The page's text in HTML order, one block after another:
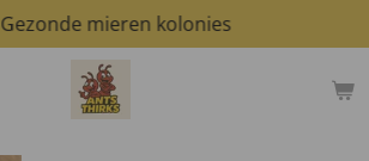
Gezonde mieren kolonies